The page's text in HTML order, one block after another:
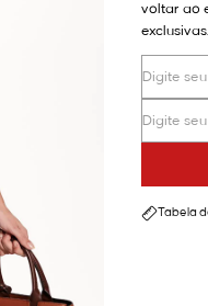
voltar ao
exclusivas.
Tabela